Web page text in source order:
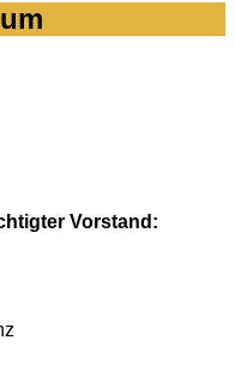
Vorstand: